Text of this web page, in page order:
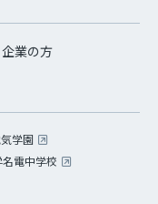
企業の方
学園
電中学校